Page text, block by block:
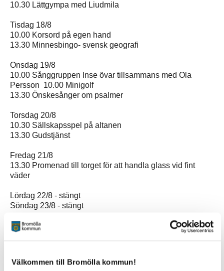
Välkommen till Bromölla kommun!
10.30 Lättgympa med Liudmila
Tisdag 18/8
10.00 Korsord på egen hand
13.30 Minnesbingo- svensk geografi
Onsdag 19/8
10.00 Sånggruppen Inse övar tillsammans med Ola
Persson 10.00 Minigolf
13.30 Önskesånger om psalmer
Torsdag 20/8
10.30 Sällskapsspel på altanen
13.30 Gudstjänst
Fredag 21/8
13.30 Promenad till torget för att handla glass vid fint
väder
Lördag 22/8 - stängt
Söndag 23/8 - stängt
Måndag 24/8
13.00 Karamellbingo med Maj-Britt och Ingrid startar igen
10.00 Korsord på egen hand